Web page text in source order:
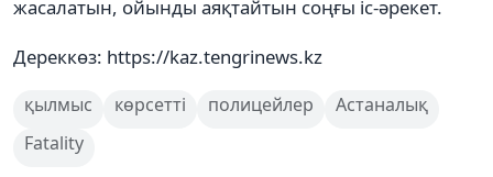
жасалатын, ойынды аяқтайтын соңғы іс-әрекет.
Дереккөз: https://kaz.tengrinews.kz
қылмыс көрсетті полицейлер
Астаналық
Fatality